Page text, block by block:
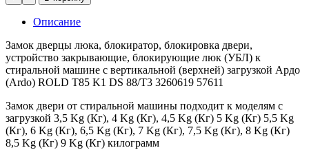
Описание
Замок дверцы люка, блокиратор, блокировка двери,
устройство закрывающие, блокирующие люк (УБЛ) к
стиральной машине с вертикальной (верхней) загрузкой Ардо
(Ardo) ROLD T85 K1 DS 88/T3 3260619 57611
Замок двери от стиральной машины подходит к моделям с
загрузкой 3,5 Kg (Кг), 4 Kg (Кг), 4,5 Kg (Кг) 5 Kg (Кг) 5,5 Kg
(Кг), 6 Kg (Кг), 6,5 Kg (Кг), 7 Kg (Кг), 7,5 Kg (Кг), 8 Kg (Кг)
8,5 Kg (Кг) 9 Kg (Кг) килограмм